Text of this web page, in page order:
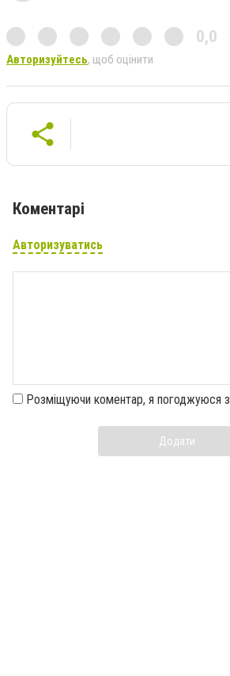
0,0
Авторизуйтесь, щоб оцінити
Коментарі
Авторизуватись
Розміщуючи коментар, я погоджуюся з
Додати